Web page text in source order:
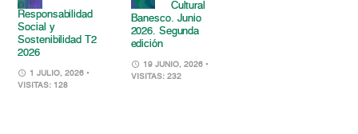
Responsabilidad
Social y
Sostenibilidad T2
2026
1 JULIO, 2026 •
VISITAS: 128
Cultural
Banesco. Junio
2026. Segunda
edición
19 JUNIO, 2026 •
VISITAS: 232